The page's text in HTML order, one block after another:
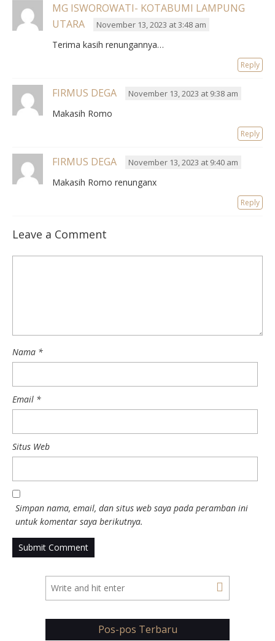
MG ISWOROWATI- KOTABUMI LAMPUNG
UTARA
November 13, 2023 at 3:48 am
Terima kasih renungannya…
Reply
FIRMUS DEGA November 13, 2023 at 9:38 am
Makasih Romo
Reply
FIRMUS DEGA November 13, 2023 at 9:40 am
Makasih Romo renunganx
Reply
Leave a Comment
Nama *
Email *
Situs Web
Simpan nama, email, dan situs web saya pada peramban ini
untuk komentar saya berikutnya.
Pos-pos Terbaru